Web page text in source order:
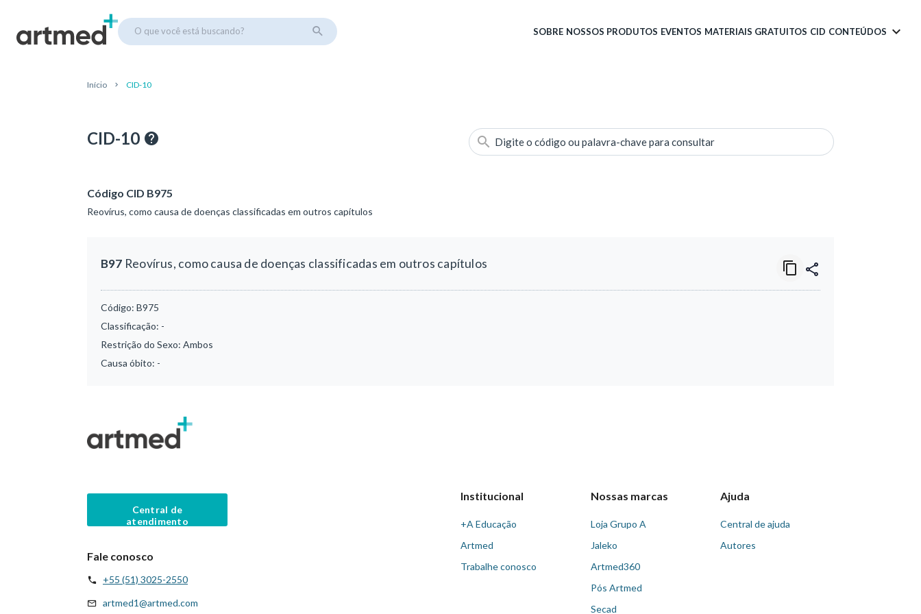
O que você está buscando? SOBRE NOSSOS PRODUTOS EVENTOS MATERIAIS GRATUITOS CID CONTEÚDOS
Início CID-10
CID-10 Digite o código ou palavra-chave para consultar
Código CID B975
Reovírus, como causa de doenças classificadas em outros capítulos
B97 Reovírus, como causa de doenças classificadas em outros capítulos
Código: B975
Classificação: -
Restrição do Sexo: Ambos
Causa óbito: -
Central de
atendimento
Fale conosco
+55 (51) 3025-2550
artmed1@artmed.com
Institucional
+A Educação
Artmed
Trabalhe conosco
Nossas marcas
Loja Grupo A
Jaleko
Artmed360
Pós Artmed
Secad
Ajuda
Central de ajuda
Autores